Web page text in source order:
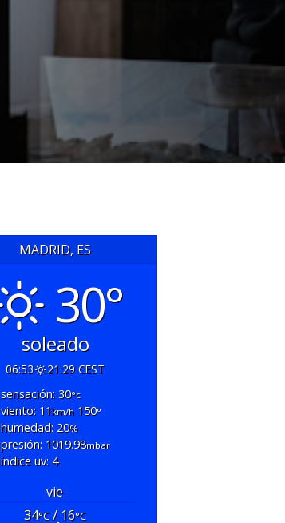
MADRID, ES
30°
soleado
06:53
21:29 CEST
sensación: 30°c
viento: 11 km/h150°
humedad: 20%
presión: 1019.98mbar
índice uv: 4
vie
34°C/ 16°C